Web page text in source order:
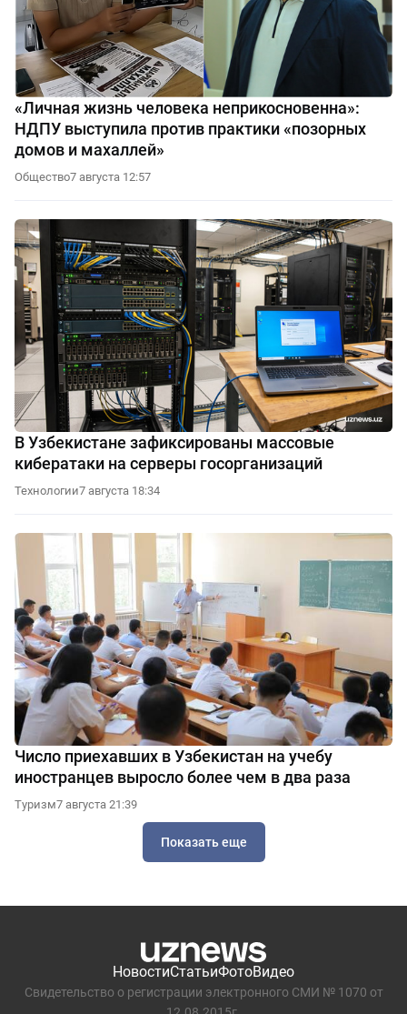
«Личная жизнь человека неприкосновенна»:
НДПУ выступила против практики «позорных
домов и махаллей»
Общество7 августа 12:57
В Узбекистане зафиксированы массовые
кибератаки на серверы госорганизаций
Технологии7 августа 18:34
Число приехавших в Узбекистан на учебу
иностранцев выросло более чем в два раза
Туризм7 августа 21:39
Показать еще
НовостиСтатьиФотоВидео
Свидетельство о регистрации электронного СМИ № 1070 от